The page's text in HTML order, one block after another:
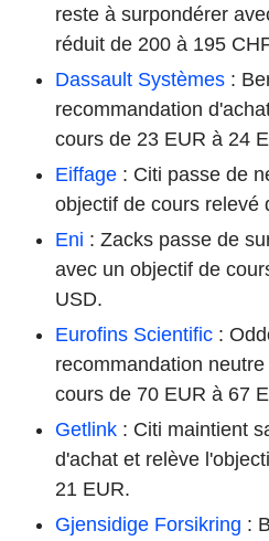
reste à surpondérer
réduit de 200 à 195
Dassault Systèmes :
recommandation
cours de 23 EUR à 24
Eiffage : Citi passe de
objectif de cours relevé
Eni : Zacks passe de
avec un objectif de
USD.
Eurofins Scientific :
recommandation
cours de 70 EUR à 67
Getlink : Citi maintient
d'achat et relève
21 EUR.
Gjensidige Forsikring :